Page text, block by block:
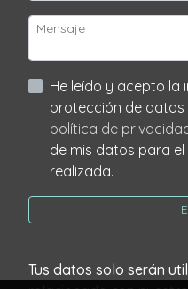
He leído y acepto la información básica sobre
política de
de mis datos para
realizada.
Tus datos solo serán